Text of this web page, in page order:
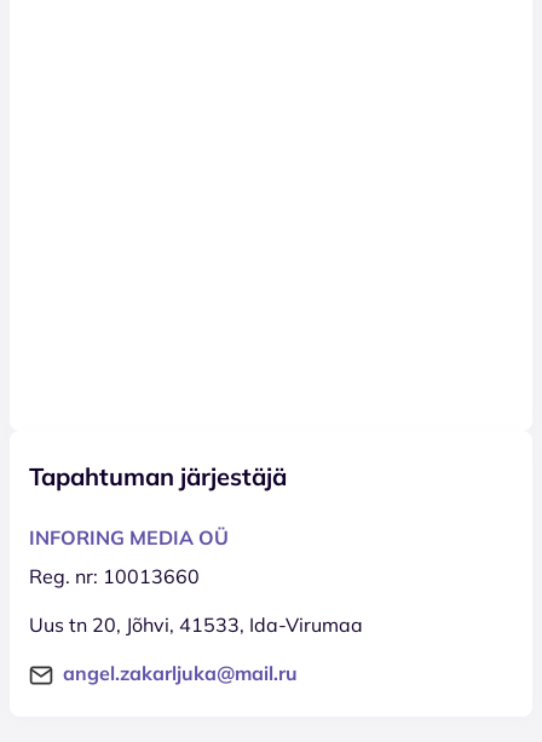
Tapahtuman järjestäjä
INFORING MEDIA OÜ
Reg. nr: 10013660
Uus tn 20, Jõhvi, 41533, Ida-Virumaa
angel.zakarljuka@mail.ru